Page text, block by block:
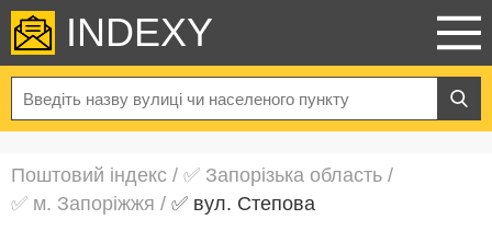
INDEXY
Поштовий індекс / ✅ Запорізька область /
✅ м. Запоріжжя / ✅ вул. Степова